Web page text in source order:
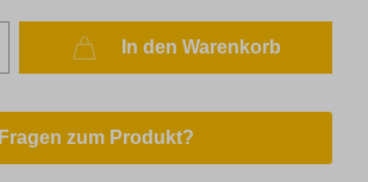
In den Warenkorb
Fragen zum Produkt?